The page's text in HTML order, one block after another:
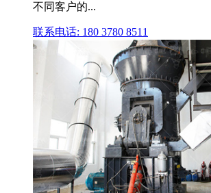
不同客户的...
联系电话: 180 3780 8511